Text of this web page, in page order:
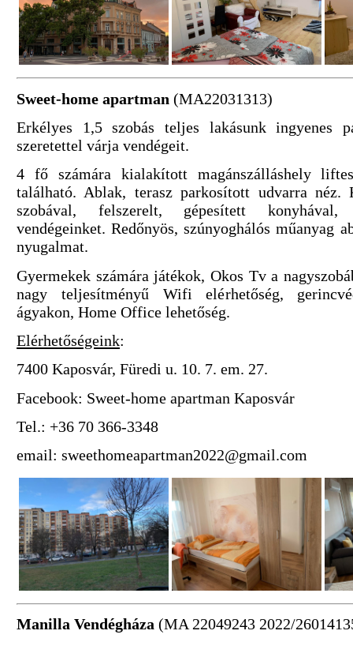
Sweet-home apartman (MA22031313)
Erkélyes 1,5 szobás teljes lakásunk ingyenes
szeretettel várja vendégeit.
4 fő számára kialakított magánszálláshely
található. Ablak, terasz parkosított udvarra néz.
szobával, felszerelt, gépesített
vendégeinket. Redőnyös, szúnyoghálós műanyag
nyugalmat.
Gyermekek számára játékok, Okos Tv a
nagy teljesítményű Wifi elérhetőség,
ágyakon, Home Office lehetőség.
Elérhetőségeink:
7400 Kaposvár, Füredi u. 10. 7. em. 27.
Facebook: Sweet-home apartman Kaposvár
Tel.: +36 70 366-3348
email: sweethomeapartman2022@gmail.com
Manilla Vendégháza (MA 22049243 2022/